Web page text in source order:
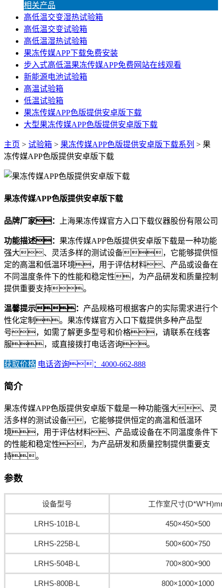
相关产品
高低温交变湿热试验箱
高低温交变试验箱
高低温湿热试验箱
果冻传媒APP下载免费安装
步入式高低温果冻传媒APP免费网站在线观看
新能源电池试验箱
高温试验箱
低温试验箱
果冻传媒APP色版提供安卓版下载
大型果冻传媒APP色版提供安卓版下载
主页 > 试验箱 > 果冻传媒APP色版提供安卓版下载系列 > 果
冻传媒APP色版提供安卓版下载
果冻传媒APP色版提供安卓版下载
品牌厂家： 上海果冻传媒官方入口下载仪器股份有限公司
功能描述： 果冻传媒APP色版提供安卓版下载是一种功能
强大、灵活多样的测试设备，它能够提供恒
定的高温和低温环境，用于评估材料、产品或设备在
不同温度条件下的性能和稳定性，为产品研发和质量控制
提供重要支持。
温馨提示： 产品规格可根据客户的实际需求进行个
性化定制。果冻传媒官方入口下载提供多种产品型
号，如需了解更多型号和价格，请联系在线客
服，或直接拨打电话咨询。
获取价格 电话咨询：4000-662-888
简介
果冻传媒APP色版提供安卓版下载是一种功能强大、灵
活多样的测试设备，它能够提供恒定的高温和低温环
境，用于评估材料、产品或设备在不同温度条件下
的性能和稳定性，为产品研发和质量控制提供重要支
持。
参数
设备型号 工作室尺寸
LRHS-101B-L 450×450×500
LRHS-225B-L 500×600×750
LRHS-504B-L 700×800×900
LRHS-800B-L 800×1000×1000